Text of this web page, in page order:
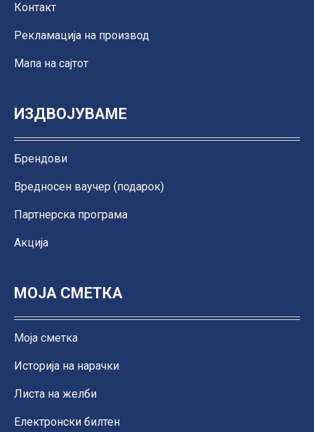
Контакт
Рекламација на производ
Мапа на сајтот
ИЗДВОЈУВАМЕ
Брендови
Вредносен ваучер (подарок)
Партнерска програма
Акција
МОЈА СМЕТКА
Моја сметка
Историја на нарачки
Листа на желби
Електронски билтен